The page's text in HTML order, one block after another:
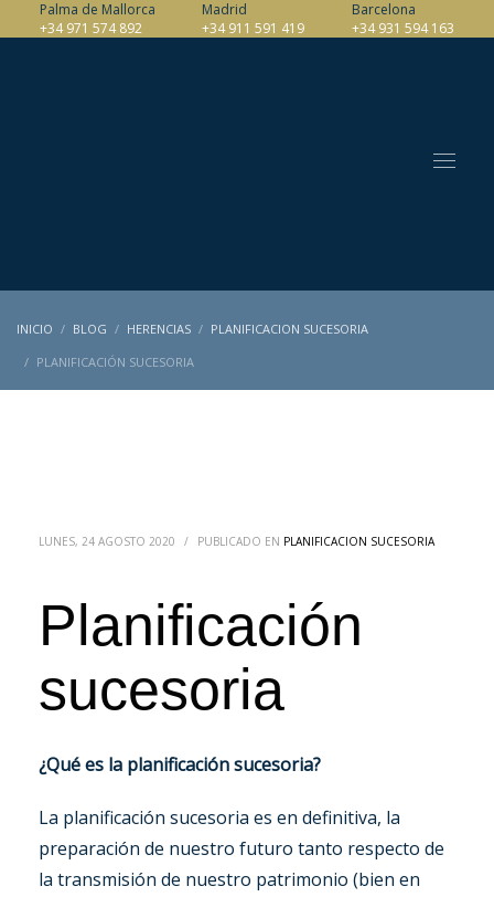
Palma de Mallorca
+34 971 574 892
Madrid
+34 911 591 419
Barcelona
+34 931 594 163
INICIO BLOG HERENCIAS
PLANIFICACION SUCESORIA
PLANIFICACIÓN SUCESORIA
LUNES, 24 AGOSTO 2020 / PUBLICADO EN PLANIFICACION SUCESORIA
Planificación
sucesoria
¿Qué es la planificación sucesoria?
La planificación sucesoria es en definitiva, la
preparación de nuestro futuro tanto respecto de
la transmisión de nuestro patrimonio (bien en